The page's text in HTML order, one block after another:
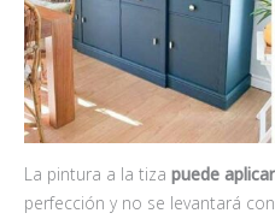
La pintura a la tiza puede
perfección y no se levantará